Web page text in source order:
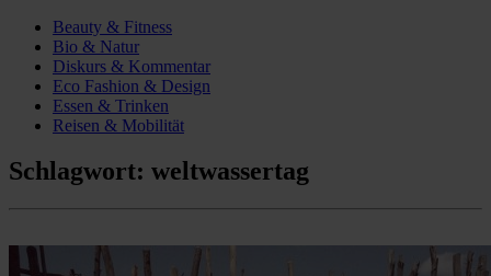
Beauty & Fitness
Bio & Natur
Diskurs & Kommentar
Eco Fashion & Design
Essen & Trinken
Reisen & Mobilität
Schlagwort: weltwassertag